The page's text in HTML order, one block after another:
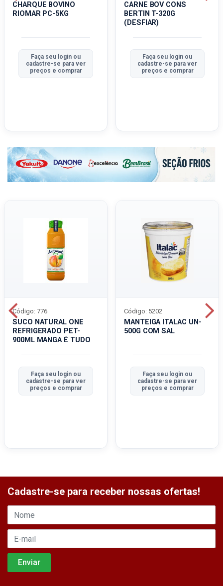
CHARQUE BOVINO
RIOMAR PC-5KG
Faça seu login ou
cadastre-se para ver
preços e comprar
CARNE BOV CONS
BERTIN T-320G
(DESFIAR)
Faça seu login ou
cadastre-se para ver
preços e comprar
SUCO NATURAL ONE
REFRIGERADO PET-
900ML MANGA É TUDO
Código: 776
Faça seu login ou
cadastre-se para ver
preços e comprar
MANTEIGA ITALAC UN-
500G COM SAL
Código: 5202
Faça seu login ou
cadastre-se para ver
preços e comprar
Cadastre-se para receber nossas ofertas!